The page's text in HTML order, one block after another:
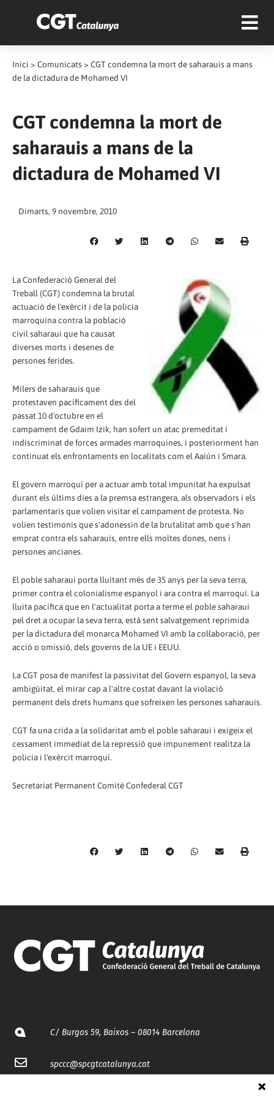
Inici > Comunicats > CGT condemna la mort de saharauis a mans
de la dictadura de Mohamed VI
CGT condemna la mort de
saharauis a mans de la
dictadura de Mohamed VI
Dimarts, 9 novembre, 2010
La Confederació General del
Treball (CGT) condemna la brutal
actuació de l'exèrcit i de la policia
marroquina contra la població
civil saharaui que ha causat
diverses morts i desenes de
persones ferides.
Milers de saharauis que
protestaven pacíficament des del
passat 10 d'octubre en el
campament de Gdaim Izik, han sofert un atac premeditat i
indiscriminat de forces armades marroquines, i posteriorment han
continuat els enfrontaments en localitats com el Aaiún i Smara.
El govern marroquí per a actuar amb total impunitat ha expulsat
durant els últims dies a la premsa estrangera, als observadors i els
parlamentaris que volien visitar el campament de protesta. No
volien testimonis que s'adonessin de la brutalitat amb que s'han
emprat contra els saharauis, entre ells moltes dones, nens i
persones ancianes.
El poble saharaui porta lluitant més de 35 anys per la seva terra,
primer contra el colonialisme espanyol i ara contra el marroquí. La
lluita pacífica que en l'actualitat porta a terme el poble saharaui
pel dret a ocupar la seva terra, està sent salvatgement reprimida
per la dictadura del monarca Mohamed VI amb la col·laboració, per
acció o omissió, dels governs de la UE i EEUU.
La CGT posa de manifest la passivitat del Govern espanyol, la seva
ambigüitat, el mirar cap a l'altre costat davant la violació
permanent dels drets humans que sofreixen les persones saharauis.
CGT fa una crida a la solidaritat amb el poble saharaui i exigeix el
cessament immediat de la repressió que impunement realitza la
policia i l'exèrcit marroquí.
Secretariat Permanent Comitè Confederal CGT
C/ Burgos 59, Baixos – 08014 Barcelona
spccc@spcgtcatalunya.cat